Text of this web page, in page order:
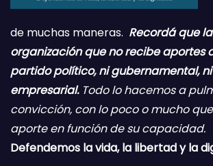
de muchas maneras. Recordá que
organización que no recibe aportes
partido político, ni gubernamental, ni
empresarial.Todo lo hacemos a
convicción, con lo poco o mucho
aporte en función de su capacidad.
Defendemos la vida, la libertad y la